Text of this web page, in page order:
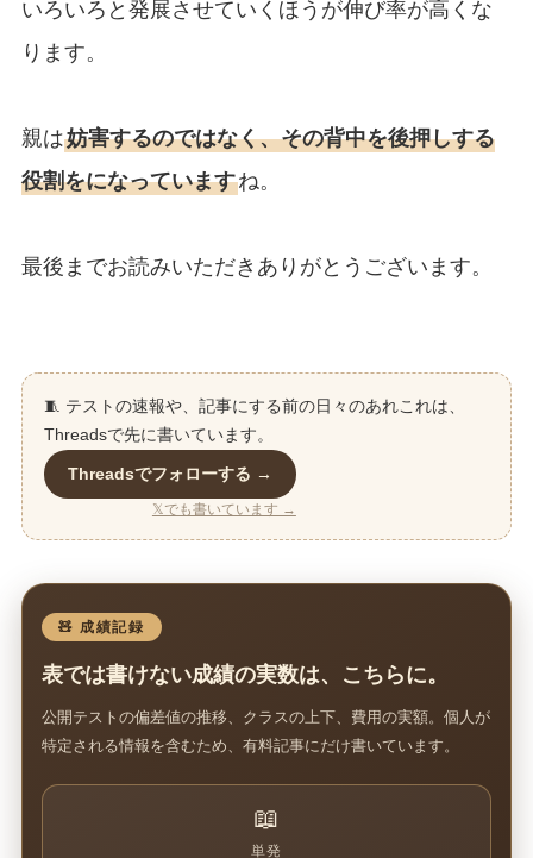
いろいろと発展させていくほうが伸び率が高くな
ります。
親は妨害するのではなく、その背中を後押しする
役割をになっていますね。
最後までお読みいただきありがとうございます。
🧵 テストの速報や、記事にする前の日々のあれこれは、
Threadsで先に書いています。
Threadsでフォローする →
𝕏でも書いています →
🧸 成績記録
表では書けない成績の実数は、こちらに。
公開テストの偏差値の推移、クラスの上下、費用の実額。個人が
特定される情報を含むため、有料記事にだけ書いています。
📖
単発